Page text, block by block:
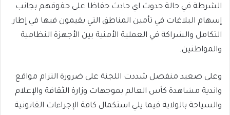
الشرطة في حالة حدوث اي حادث حفاظا على حقوقهم بجانب
إسهام البلاغات في تأمين المناطق التي يقيمون فيها في إطار
التكامل والشراكة في العملية الأمنية بين الأجهزة النظامية
والمواطنين.
وعلى صعيد منفصل شددت اللجنة على ضرورة التزام مواقع
واندية مشاهدة كأس العالم بموجهات وزارة الثقافة والإعلام
والسياحة بالولاية فيما يلي استكمال كافة الإجراءات القانونية